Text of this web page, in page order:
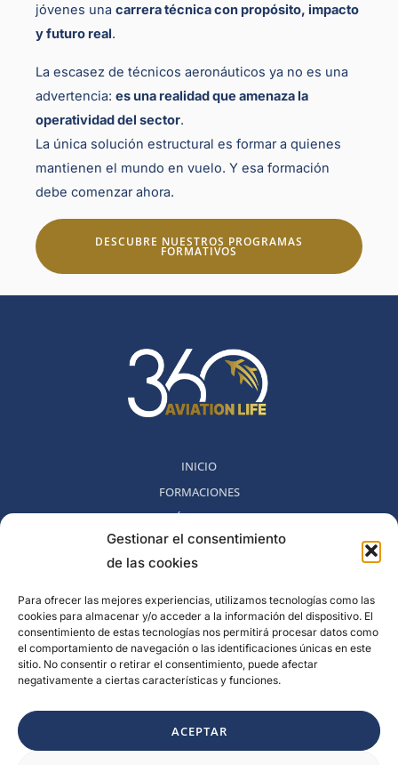
Gestionar el consentimiento
de las cookies
Para ofrecer las mejores experiencias, utilizamos tecnologías como las
cookies para almacenar y/o acceder a la información del dispositivo. El
consentimiento de estas tecnologías nos permitirá procesar datos como
el comportamiento de navegación o las identificaciones únicas en este
sitio. No consentir o retirar el consentimiento, puede afectar
negativamente a ciertas características y funciones.
ACEPTAR
jóvenes una carrera técnica con propósito, impacto
y futuro real.
La escasez de técnicos aeronáuticos ya no es una
advertencia: es una realidad que amenaza la
operatividad del sector.
La única solución estructural es formar a quienes
mantienen el mundo en vuelo. Y esa formación
debe comenzar ahora.
DESCUBRE NUESTROS PROGRAMAS
FORMATIVOS
INICIO
FORMACIONES
MÉTODO 360
COMUNIDAD
NOSOTROS
BLOG
CONTACTO
POLITICA DE DESESTIMIENTO